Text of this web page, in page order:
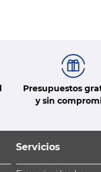
Presupuestos
y sin
Servicios